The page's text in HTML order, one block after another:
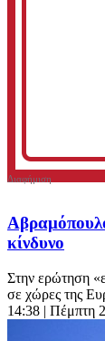
κίνδυνο
Στην ερώτηση
σε χώρες της
14:38 | Πέμπτη